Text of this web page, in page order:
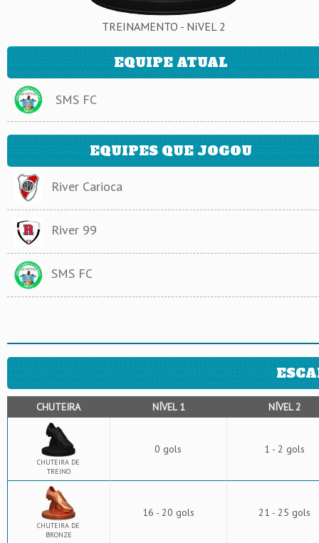
TREINAMENTO - NíVEL 2
EQUIPE ATUAL
SMS FC
EQUIPES QUE JOGOU
River Carioca
River 99
SMS FC
CHUTEIRA NÍVEL 1 NÍVEL 2
CHUTEIRA DE
TREINO
0 gols 1 - 2 gols
CHUTEIRA DE
BRONZE
16 - 20 gols 21 - 25 gols